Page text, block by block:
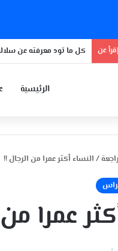
إقرأ عن كل ما تود معرفته عن سلالة
الرئيسية
/ النساء أكثر عمرا من الرجال !!
عمرا